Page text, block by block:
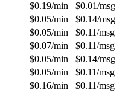
$0.19/min $0.01/msg
$0.05/min $0.14/msg
$0.05/min $0.11/msg
$0.07/min $0.11/msg
$0.05/min $0.14/msg
$0.05/min $0.11/msg
$0.16/min $0.11/msg